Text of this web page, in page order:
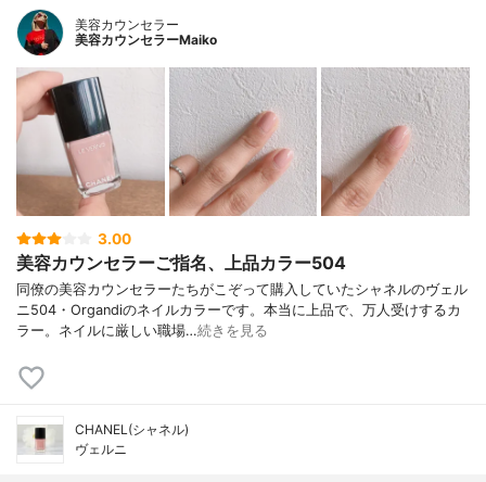
美容カウンセラー
美容カウンセラーMaiko
3.00
美容カウンセラーご指名、上品カラー504
同僚の美容カウンセラーたちがこぞって購入していたシャネルのヴェル
ニ504・Organdiのネイルカラーです。本当に上品で、万人受けするカ
ラー。ネイルに厳しい職場…続きを見る
CHANEL(シャネル)
ヴェルニ